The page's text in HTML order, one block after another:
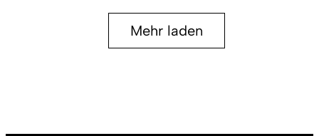
Mehr laden